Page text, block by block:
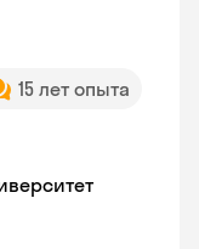
15 лет опыта